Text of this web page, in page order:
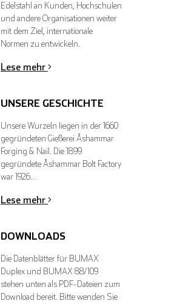
Edelstahl an Kunden, Hochschulen
und andere Organisationen weiter
mit dem Ziel, internationale
Normen zu entwickeln.
Lese mehr
UNSERE GESCHICHTE
Unsere Wurzeln liegen in der 1660
gegründeten Gießerei Åshammar
Forging & Nail. Die 1899
gegründete Åshammar Bolt Factory
war 1926…
Lese mehr
DOWNLOADS
Die Datenblätter für BUMAX
Duplex und BUMAX 88/109
stehen unten als PDF-Dateien zum
Download bereit. Bitte wenden Sie